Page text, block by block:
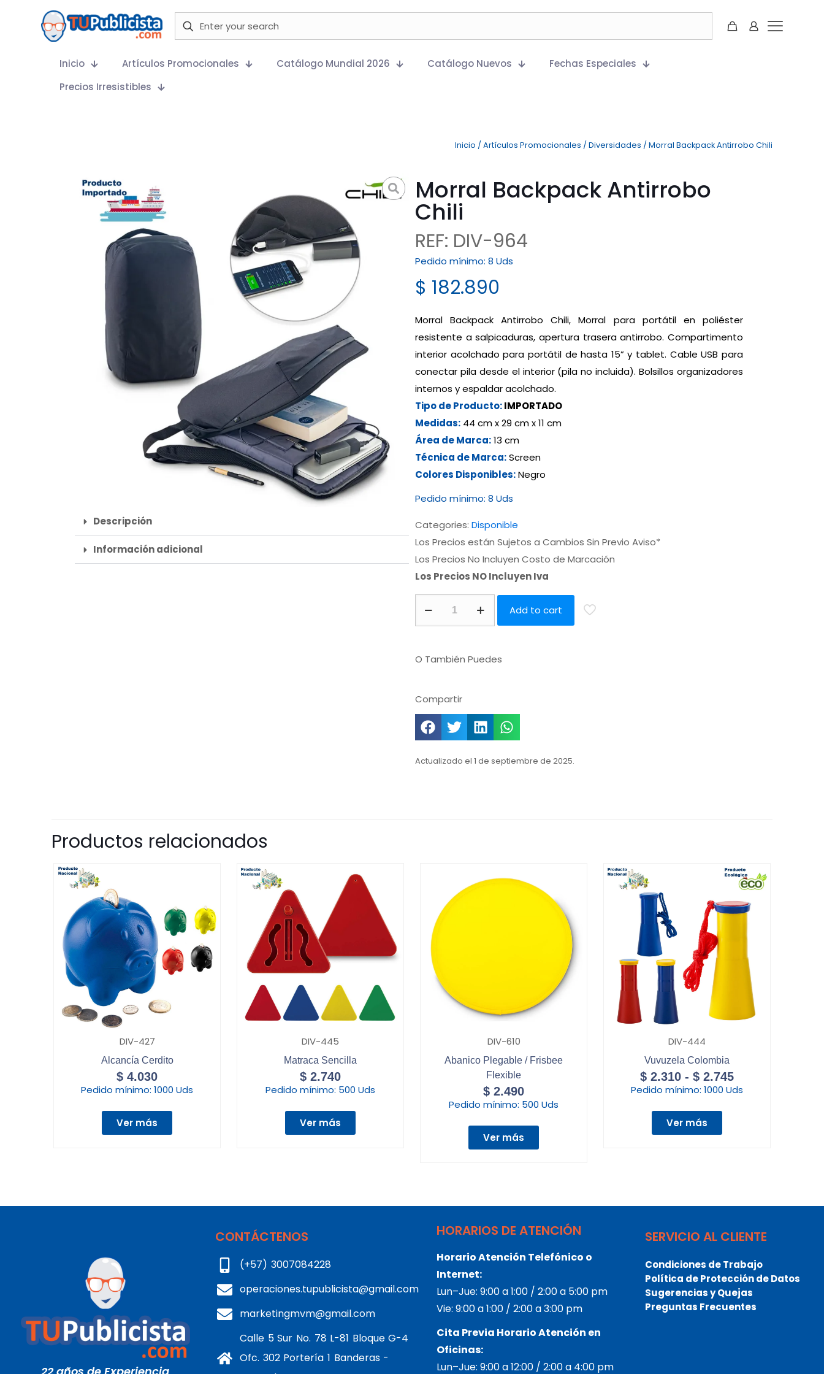
Inicio Artículos Promocionales Catálogo Mundial 2026 Catálogo Nuevos
Fechas Especiales
Precios Irresistibles
Inicio / Artículos Promocionales / Diversidades / Morral Backpack Antirrobo Chili
Descripción
Información adicional
Morral Backpack Antirrobo
Chili
REF: DIV-964
Pedido mínimo: 8 Uds
$ 182.890
Morral Backpack Antirrobo Chili, Morral para portátil en poliéster
resistente a salpicaduras, apertura trasera antirrobo. Compartimento
interior acolchado para portátil de hasta 15” y tablet. Cable USB para
conectar pila desde el interior (pila no incluida). Bolsillos organizadores
internos y espaldar acolchado.
Tipo de Producto:IMPORTADO
Medidas:44 cm x 29 cm x 11 cm
Área de Marca:13 cm
Técnica de Marca:Screen
Colores Disponibles:Negro
Pedido mínimo: 8 Uds
Categories: Disponible
Los Precios están Sujetos a Cambios Sin Previo Aviso*
Los Precios No Incluyen Costo de Marcación
Los Precios NO Incluyen Iva
Add to cart
O También Puedes
Compartir
Actualizado el 1 de septiembre de 2025.
Productos relacionados
DIV-427
Alcancía Cerdito
$ 4.030
Pedido mínimo: 1000 Uds
Ver más
DIV-445
Matraca Sencilla
$ 2.740
Pedido mínimo: 500 Uds
Ver más
DIV-610
Abanico Plegable / Frisbee
Flexible
$ 2.490
Pedido mínimo: 500 Uds
Ver más
DIV-444
Vuvuzela Colombia
$ 2.310 - $ 2.745
Pedido mínimo: 1000 Uds
Ver más
CONTÁCTENOS
(+57) 3007084228
operaciones.tupublicista@gmail.com
marketingmvm@gmail.com
Calle 5 Sur No. 78 L-81 Bloque G-4
Ofc. 302 Portería 1 Banderas -
HORARIOS DE ATENCIÓN
Horario Atención Telefónico o
Internet:
Lun–Jue: 9:00 a 1:00 / 2:00 a 5:00 pm
Vie: 9:00 a 1:00 / 2:00 a 3:00 pm
Cita Previa Horario Atención en
Oficinas:
Lun–Jue: 9:00 a 12:00 / 2:00 a 4:00 pm
SERVICIO AL CLIENTE
Condiciones de Trabajo
Política de Protección de Datos
Sugerencias y Quejas
Preguntas Frecuentes